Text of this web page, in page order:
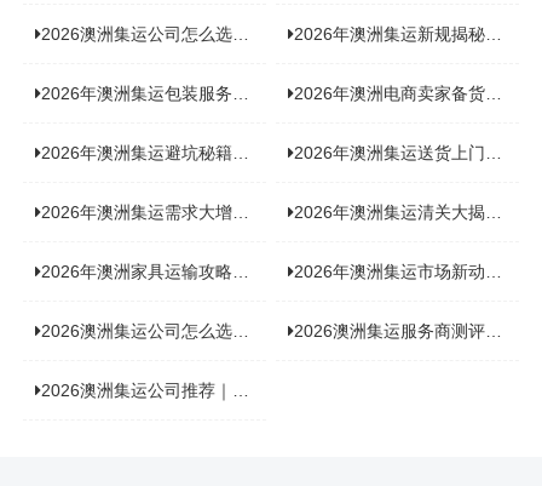
2026澳洲集运公司怎么选？实测5家热门渠道，奥飞国际物流凭什么圈粉无数 2026年澳洲集运新规揭秘：究竟要不要交增值税？
2026年澳洲集运包装服务揭秘：究竟好不好，答案即将揭晓！ 2026年澳洲电商卖家备货集运，背后藏着哪些物流新机遇？
2026年澳洲集运避坑秘籍大公开！这份避雷指南你不能错过 2026年澳洲集运送货上门服务怎么选：靠谱品牌选型指南
2026年澳洲集运需求大增！中澳原产地证办理攻略来了 2026年澳洲集运清关大揭秘：究竟需要哪些关键单据？
2026年澳洲家具运输攻略大揭秘，这些干货分享不容错过！ 2026年澳洲集运市场新动态：到底能不能寄奶粉？
2026澳洲集运公司怎么选？海关新规下的避坑指南与实力排名 2026澳洲集运服务商测评榜单，优质合规机构选型参考
2026澳洲集运公司推荐｜个人 / 跨境商家选品攻略